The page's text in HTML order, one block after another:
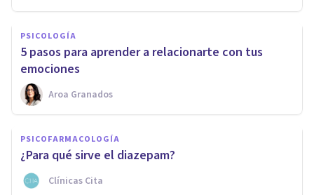
PSICOLOGÍA
5 pasos para aprender a relacionarte con tus
emociones
Aroa Granados
PSICOFARMACOLOGÍA
¿Para qué sirve el diazepam?
Clínicas Cita